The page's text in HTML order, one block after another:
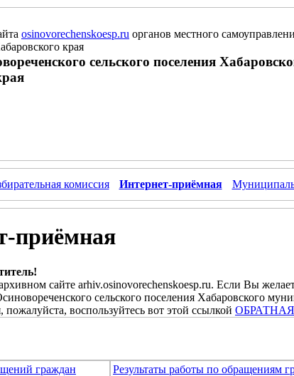
osinovorechenskoesp.ru органов местного
края
сельского поселения
комиссия Интернет-приёмная
приёмная
сайте arhiv.osinovorechenskoesp.ru. Если Вы
сельского поселения Хабаровского
пожалуйста, воспользуйтесь вот этой ссылкой
граждан Результаты работы по обращениям